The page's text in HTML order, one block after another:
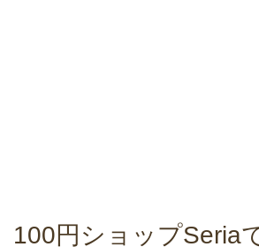
100円ショップSeria